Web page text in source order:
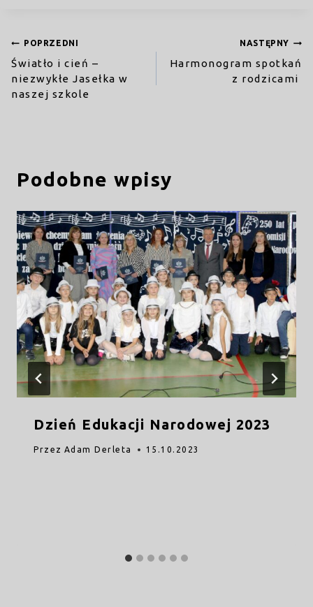
Nawigacja
wpisu
POPRZEDNI
Światło i cień –
niezwykłe Jasełka w
naszej szkole
NASTĘPNY
Harmonogram spotkań
z rodzicami
Podobne wpisy
Dzień Edukacji Narodowej 2023
Przez Adam Derleta 15.10.2023